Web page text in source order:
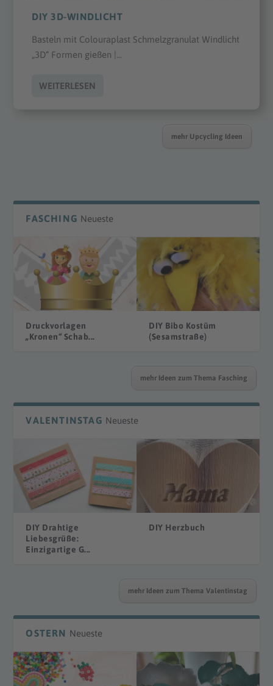
DIY 3D-WINDLICHT
Basteln mit Colouraplast Schmelzgranulat Windlicht
„3D“ Formen gießen |...
WEITERLESEN
mehr Upcycling Ideen
FASCHING Neueste
Druckvorlagen
„Kronen“ Schab...
DIY Bibo Kostüm
(Sesamstraße)
mehr Ideen zum Thema Fasching
VALENTINSTAG Neueste
DIY Drahtige
Liebesgrüße:
Einzigartige G...
DIY Herzbuch
mehr Ideen zum Thema Valentinstag
OSTERN Neueste